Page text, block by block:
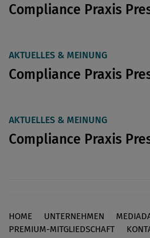
Compliance Praxis
AKTUELLES & MEINUNG
Compliance Praxis
AKTUELLES & MEINUNG
Compliance Praxis
Footer
HOME UNTERNEHMEN
PREMIUM-MITGLIEDSCHAFT